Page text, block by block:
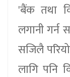
'बैंक तथा
लगानी गर्न
सजिलै
लागि पनि